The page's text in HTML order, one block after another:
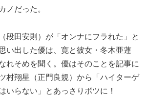
ノだった。
段田安則）が「オンナにフラれた」と
い出した優は、寛と彼女・冬木亜蓮
れそめを聞く。優はそのことを記事に
村翔星（正門良規）から「ハイターゲ
いらない」とあっさりボツに！